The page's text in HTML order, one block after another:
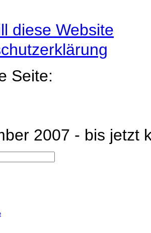
diese Website
Seite:
2007 - bis jetzt